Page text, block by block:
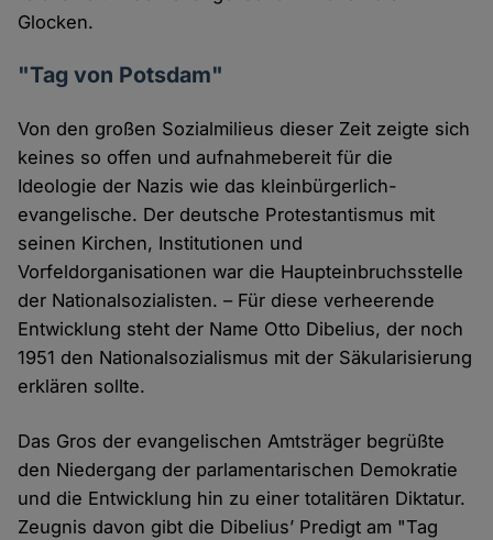
Glocken.
"Tag von Potsdam"
Von den großen Sozialmilieus dieser Zeit zeigte sich
keines so offen und aufnahmebereit für die
Ideologie der Nazis wie das kleinbürgerlich-
evangelische. Der deutsche Protestantismus mit
seinen Kirchen, Institutionen und
Vorfeldorganisationen war die Haupteinbruchsstelle
der Nationalsozialisten. – Für diese verheerende
Entwicklung steht der Name Otto Dibelius, der noch
1951 den Nationalsozialismus mit der Säkularisierung
erklären sollte.
Das Gros der evangelischen Amtsträger begrüßte
den Niedergang der parlamentarischen Demokratie
und die Entwicklung hin zu einer totalitären Diktatur.
Zeugnis davon gibt die Dibelius’ Predigt am "Tag